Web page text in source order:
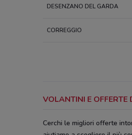
DESENZANO DEL GARDA
CORREGGIO
VOLANTINI E
Cerchi le migliori offerte